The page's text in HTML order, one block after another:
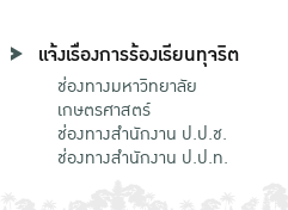
แจ้งเรื่องการร้องเรียนทุจริต
ช่องทางมหาวิทยาลัย
เกษตรศาสตร์
ช่องทางสำนักงาน ป.ป.ช.
ช่องทางสำนักงาน ป.ป.ท.